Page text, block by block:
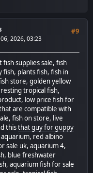
#9
2026, 03:23
supplies sale, fish
fish, plants fish, fish in
store, golden yellow
tropical fish,
low price fish for
are compatible with
fish on store, live
thisthat guy for guppy
red albino
sale uk, aquarium 4,
blue freshwater
aquarium fish for sale